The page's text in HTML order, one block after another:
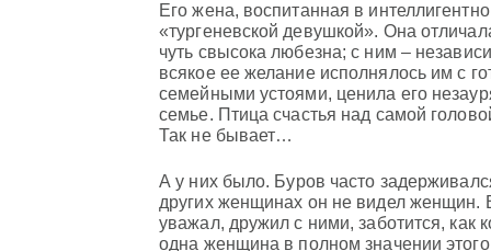
Его жена, воспитанная в
«тургеневской девушкой». Она
чуть свысока любезна; с ним –
всякое ее желание исполнялось им с
семейными устоями, ценила его
семье. Птица счастья над самой
Так не бывает…
А у них было. Буров часто
других женщинах он не видел женщин.
уважал, дружил с ними, заботится, как
одна женщина в полном значении